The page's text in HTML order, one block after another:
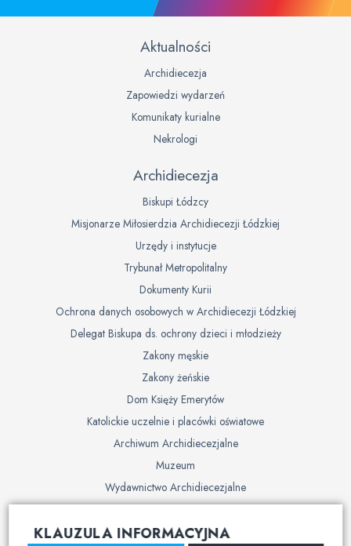
Aktualności
Archidiecezja
Zapowiedzi wydarzeń
Komunikaty kurialne
Nekrologi
Archidiecezja
Biskupi Łódzcy
Misjonarze Miłosierdzia Archidiecezji Łódzkiej
Urzędy i instytucje
Trybunał Metropolitalny
Dokumenty Kurii
Ochrona danych osobowych w Archidiecezji Łódzkiej
Delegat Biskupa ds. ochrony dzieci i młodzieży
Zakony męskie
Zakony żeńskie
Dom Księży Emerytów
Katolickie uczelnie i placówki oświatowe
Archiwum Archidiecezjalne
Muzeum
Wydawnictwo Archidiecezjalne
Cmentarze
KLAUZULA INFORMACYJNA